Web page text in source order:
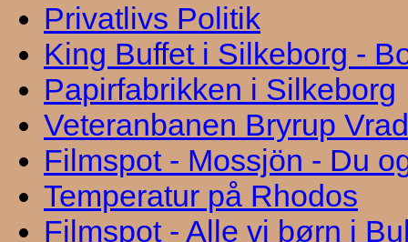
Privatlivs Politik
King Buffet i Silkeborg -
Papirfabrikken i Silkeborg
Veteranbanen Bryrup
Filmspot - Mossjön - Du
Temperatur på Rhodos
Filmspot - Alle vi børn i